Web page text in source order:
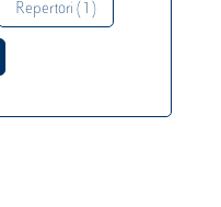
Repertori ( 1 )